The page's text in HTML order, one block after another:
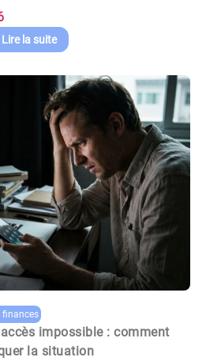
Lire la suite
finances
impossible : comment
la situation